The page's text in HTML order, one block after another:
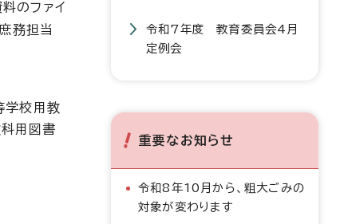
のファイ
務担当
学校用教
用図書
令和7年度 教育委員会4月
定例会
重要なお知らせ
令和8年10月から、粗大ごみの
対象が変わります